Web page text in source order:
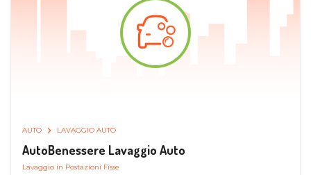
AUTO LAVAGGIO AUTO
AutoBenessere Lavaggio Auto
Lavaggio in Postazioni Fisse